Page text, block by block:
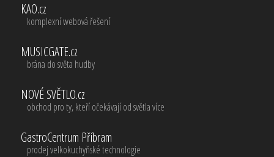
KAO.cz
komplexní webová řešení
MUSICGATE.cz
brána do světa hudby
NOVÉ SVĚTLO.cz
obchod pro ty, kteří očekávají od světla více
GastroCentrum Příbram
prodej velkokuchyňské technologie